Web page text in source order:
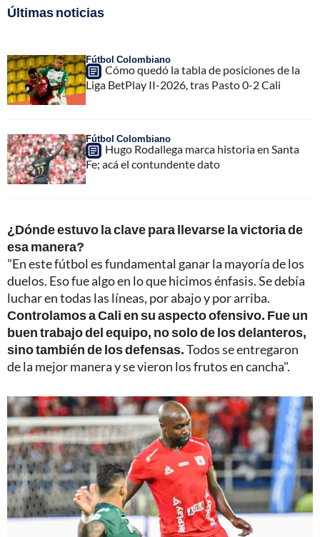
Últimas noticias
Fútbol Colombiano
Cómo quedó la tabla de posiciones de la
Liga BetPlay II-2026, tras Pasto 0-2 Cali
Fútbol Colombiano
Hugo Rodallega marca historia en Santa
Fe; acá el contundente dato
¿Dónde estuvo la clave para llevarse la victoria de
esa manera?
"En este fútbol es fundamental ganar la mayoría de los
duelos. Eso fue algo en lo que hicimos énfasis. Se debía
luchar en todas las líneas, por abajo y por arriba.
Controlamos a Cali en su aspecto ofensivo. Fue un
buen trabajo del equipo, no solo de los delanteros,
sino también de los defensas.Todos se entregaron
de la mejor manera y se vieron los frutos en cancha".